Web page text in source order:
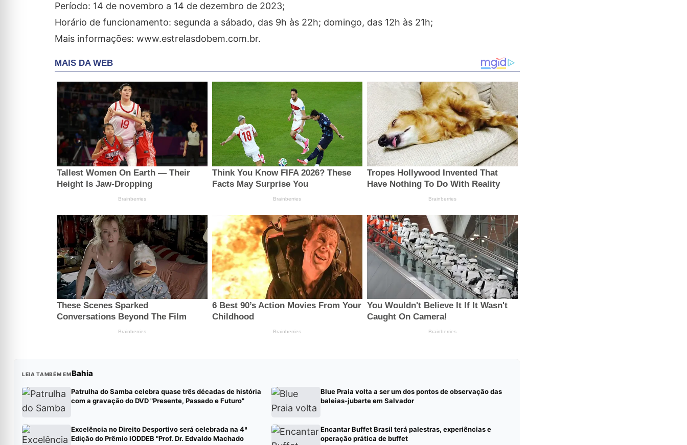
Período: 14 de novembro a 14 de dezembro de 2023;
Horário de funcionamento: segunda a sábado, das 9h às 22h; domingo, das 12h às 21h;
Mais informações: www.estrelasdobem.com.br.
LEIA TAMBÉM EMBahia
Patrulha do Samba celebra quase três décadas de história
com a gravação do DVD "Presente, Passado e Futuro"
Blue Praia volta a ser um dos pontos de observação das
baleias-jubarte em Salvador
Excelência no Direito Desportivo será celebrada na 4ª
Edição do Prêmio IODDEB "Prof. Dr. Edvaldo Machado
Encantar Buffet Brasil terá palestras, experiências e
operação prática de buffet